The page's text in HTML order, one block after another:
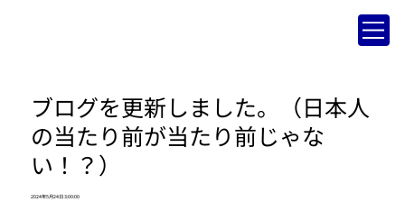
ブログを更新しました。（日本人
の当たり前が当たり前じゃな
い！？）
2024年5月24日 3:00:00